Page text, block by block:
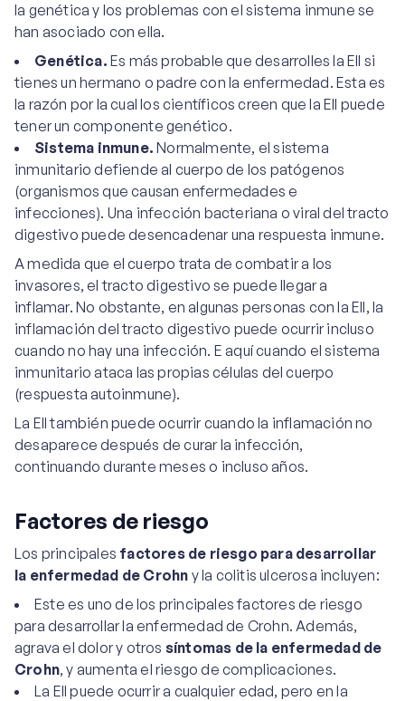
la genética y los problemas con el sistema inmune se
han asociado con ella.
Genética. Es más probable que desarrolles la EII si
tienes un hermano o padre con la enfermedad. Esta es
la razón por la cual los científicos creen que la EII puede
tener un componente genético.
Sistema inmune. Normalmente, el sistema
inmunitario defiende al cuerpo de los patógenos
(organismos que causan enfermedades e
infecciones). Una infección bacteriana o viral del tracto
digestivo puede desencadenar una respuesta inmune.
A medida que el cuerpo trata de combatir a los
invasores, el tracto digestivo se puede llegar a
inflamar. No obstante, en algunas personas con la EII, la
inflamación del tracto digestivo puede ocurrir incluso
cuando no hay una infección. E aquí cuando el sistema
inmunitario ataca las propias células del cuerpo
(respuesta autoinmune).
La EII también puede ocurrir cuando la inflamación no
desaparece después de curar la infección,
continuando durante meses o incluso años.
Factores de riesgo
Los principales factores de riesgo para desarrollar
la enfermedad de Crohn y la colitis ulcerosa incluyen:
Este es uno de los principales factores de riesgo
para desarrollar la enfermedad de Crohn. Además,
agrava el dolor y otros síntomas de la enfermedad de
Crohn, y aumenta el riesgo de complicaciones.
La EII puede ocurrir a cualquier edad, pero en la